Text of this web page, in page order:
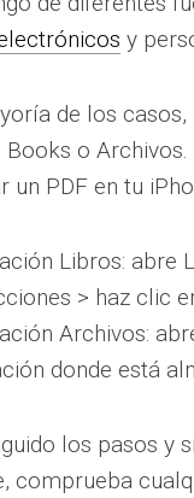
y
de los
Books o
un PDF en tu
Libros: abre
> haz clic
Archivos:
donde está
los pasos y
comprueba